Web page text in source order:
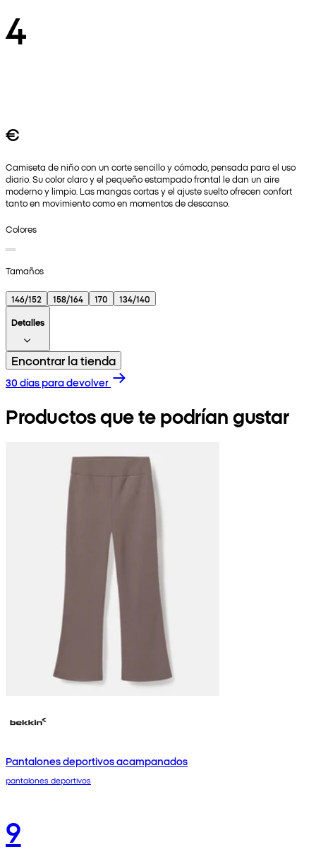
4
€
Camiseta de niño con un corte sencillo y cómodo, pensada para el uso
diario. Su color claro y el pequeño estampado frontal le dan un aire
moderno y limpio. Las mangas cortas y el ajuste suelto ofrecen confort
tanto en movimiento como en momentos de descanso.
Colores
Tamaños
146/152 158/164 170
134/140
Detalles
Encontrar la tienda
30 días para devolver
Productos que te podrían gustar
Pantalones deportivos acampanados
pantalones deportivos
9